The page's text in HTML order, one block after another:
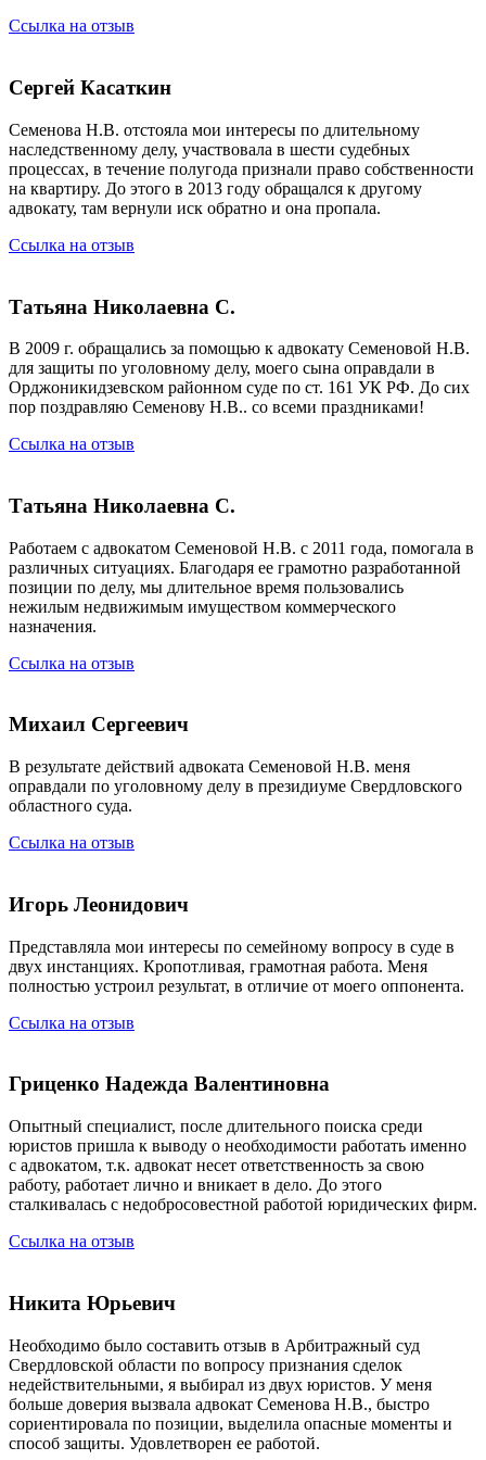
Ссылка на отзыв
Сергей Касаткин
Семенова Н.В. отстояла мои интересы по длительному
наследственному делу, участвовала в шести судебных
процессах, в течение полугода признали право собственности
на квартиру. До этого в 2013 году обращался к другому
адвокату, там вернули иск обратно и она пропала.
Ссылка на отзыв
Татьяна Николаевна С.
В 2009 г. обращались за помощью к адвокату Семеновой Н.В.
для защиты по уголовному делу, моего сына оправдали в
Орджоникидзевском районном суде по ст. 161 УК РФ. До сих
пор поздравляю Семенову Н.В.. со всеми праздниками!
Ссылка на отзыв
Татьяна Николаевна С.
Работаем с адвокатом Семеновой Н.В. с 2011 года, помогала в
различных ситуациях. Благодаря ее грамотно разработанной
позиции по делу, мы длительное время пользовались
нежилым недвижимым имуществом коммерческого
назначения.
Ссылка на отзыв
Михаил Сергеевич
В результате действий адвоката Семеновой Н.В. меня
оправдали по уголовному делу в президиуме Свердловского
областного суда.
Ссылка на отзыв
Игорь Леонидович
Представляла мои интересы по семейному вопросу в суде в
двух инстанциях. Кропотливая, грамотная работа. Меня
полностью устроил результат, в отличие от моего оппонента.
Ссылка на отзыв
Гриценко Надежда Валентиновна
Опытный специалист, после длительного поиска среди
юристов пришла к выводу о необходимости работать именно
с адвокатом, т.к. адвокат несет ответственность за свою
работу, работает лично и вникает в дело. До этого
сталкивалась с недобросовестной работой юридических фирм.
Ссылка на отзыв
Никита Юрьевич
Необходимо было составить отзыв в Арбитражный суд
Свердловской области по вопросу признания сделок
недействительными, я выбирал из двух юристов. У меня
больше доверия вызвала адвокат Семенова Н.В., быстро
сориентировала по позиции, выделила опасные моменты и
способ защиты. Удовлетворен ее работой.